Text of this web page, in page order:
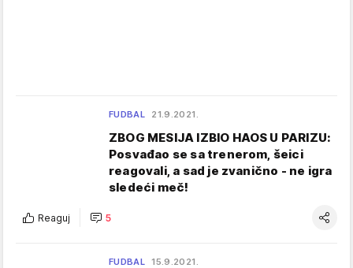
FUDBAL 21.9.2021.
ZBOG MESIJA IZBIO HAOS U PARIZU:
Posvađao se sa trenerom, šeici
reagovali, a sad je zvanično - ne igra
sledeći meč!
Reaguj 5
FUDBAL 15.9.2021.